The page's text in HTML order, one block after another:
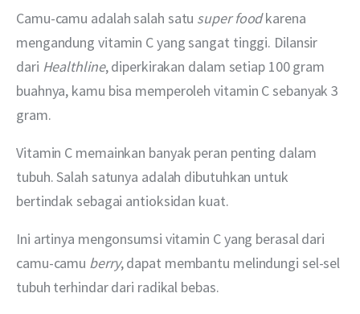
Camu-camu adalah salah satu super food karena
mengandung vitamin C yang sangat tinggi. Dilansir
dari Healthline, diperkirakan dalam setiap 100 gram
buahnya, kamu bisa memperoleh vitamin C sebanyak 3
gram.
Vitamin C memainkan banyak peran penting dalam
tubuh. Salah satunya adalah dibutuhkan untuk
bertindak sebagai antioksidan kuat.
Ini artinya mengonsumsi vitamin C yang berasal dari
camu-camu berry, dapat membantu melindungi sel-sel
tubuh terhindar dari radikal bebas.